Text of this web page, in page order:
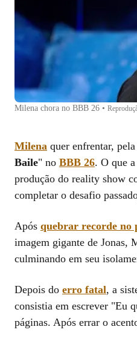
Milena chora no BBB 26 •
Milena quer enfrentar,
Baile" no BBB 26. O que
produção do reality show
completar o desafio
Após quebrar recorde
imagem gigante de Jonas,
culminando em seu
Depois do erro fatal, a
consistia em escrever "Eu
páginas. Após errar o